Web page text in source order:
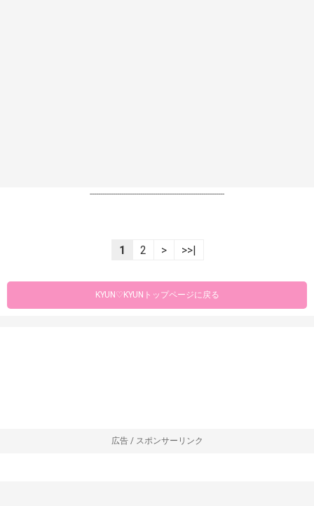
----------------------------------------------------------------
1 2 > >>|
KYUN♡KYUNトップページに戻る
広告 / スポンサーリンク